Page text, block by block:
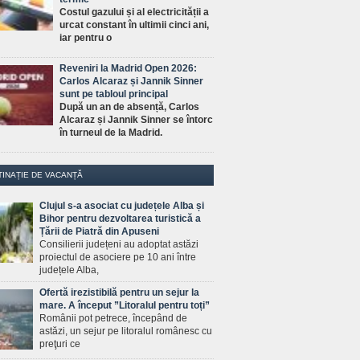
Costul gazului și al electricității a
urcat constant în ultimii cinci ani,
iar pentru o
Reveniri la Madrid Open 2026:
Carlos Alcaraz și Jannik Sinner
sunt pe tabloul principal
După un an de absență, Carlos
Alcaraz și Jannik Sinner se întorc
în turneul de la Madrid.
DE VACANȚĂ
Clujul s-a asociat cu județele Alba și
Bihor pentru dezvoltarea turistică a
Țării de Piatră din Apuseni
Consilierii județeni au adoptat astăzi
proiectul de asociere pe 10 ani între
județele Alba,
Ofertă irezistibilă pentru un sejur la
mare. A început ”Litoralul pentru toți”
Românii pot petrece, începând de
astăzi, un sejur pe litoralul românesc cu
preţuri ce